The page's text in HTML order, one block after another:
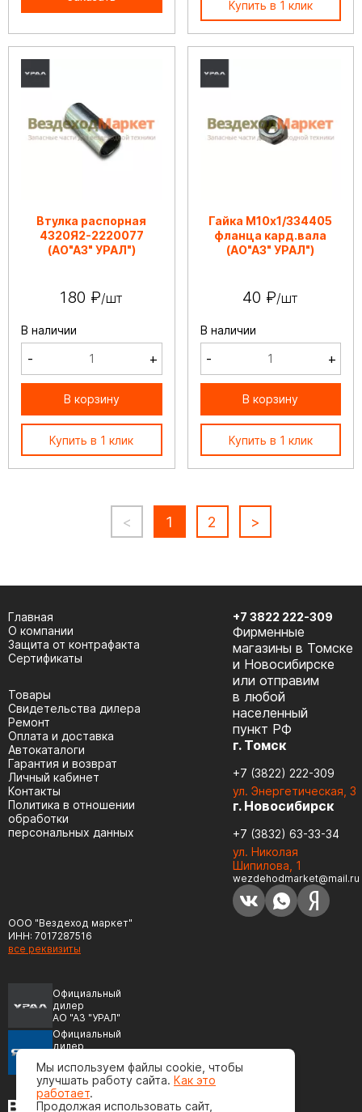
Купить в 1 клик
Втулка распорная
4320Я2-2220077
(АО"АЗ" УРАЛ")
180 ₽/шт
В наличии
- +
В корзину
Купить в 1 клик
Гайка М10х1/334405
фланца кард.вала
(АО"АЗ" УРАЛ")
40 ₽/шт
В наличии
- +
В корзину
Купить в 1 клик
< 1 2 >
ООО "Вездеход маркет"
ИНН: 7017287516
все реквизиты
Официальный
дилер
АО "АЗ "УРАЛ"
Официальный
дилер
(ЯМЗ)
Главная
О компании
Защита от контрафакта
Сертификаты
Товары
Cвидетельства дилера
Ремонт
Оплата и доставка
Автокаталоги
Гарантия и возврат
Личный кабинет
Контакты
Политика в отношении
обработки
персональных данных
+7 3822 222-309
Фирменные
магазины в Томске
и Новосибирске
или отправим
в любой
населенный
пункт РФ
г. Томск
+7 (3822) 222-309
ул. Энергетическая, 3
г. Новосибирск
+7 (3832) 63-33-34
ул. Николая
Шипилова, 1
wezdehodmarket@mail.ru
Мы используем файлы cookie, чтобы
улучшать работу сайта. Как это
работает.
Продолжая использовать сайт,